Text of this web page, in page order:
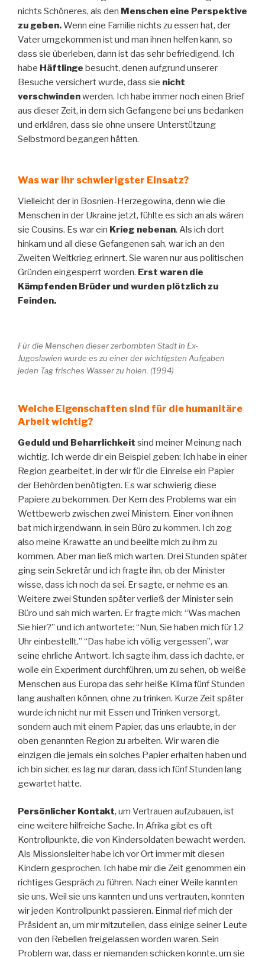
nichts Schöneres, als den Menschen eine Perspektive
zu geben.Wenn eine Familie nichts zu essen hat, der
Vater umgekommen ist und man ihnen helfen kann, so
dass sie überleben, dann ist das sehr befriedigend. Ich
habe Häftlinge besucht, denen aufgrund unserer
Besuche versichert wurde, dass sie nicht
verschwindenwerden. Ich habe immer noch einen Brief
aus dieser Zeit, in dem sich Gefangene bei uns bedanken
und erklären, dass sie ohne unsere Unterstützung
Selbstmord begangen hätten.
Was war Ihr schwierigster Einsatz?
Vielleicht der in Bosnien-Herzegowina, denn wie die
Menschen in der Ukraine jetzt, fühlte es sich an als wären
sie Cousins. Es war ein Krieg nebenan. Als ich dort
hinkam und all diese Gefangenen sah, war ich an den
Zweiten Weltkrieg erinnert. Sie waren nur aus politischen
Gründen eingesperrt worden. Erst waren die
Kämpfenden Brüder und wurden plötzlich zu
Feinden.
Für die Menschen dieser zerbombten Stadt in Ex-
Jugoslawien wurde es zu einer der wichtigsten Aufgaben
jeden Tag frisches Wasser zu holen. (1994)
Welche Eigenschaften sind für die humanitäre
Arbeit wichtig?
Geduld und Beharrlichkeit sind meiner Meinung nach
wichtig. Ich werde dir ein Beispiel geben: Ich habe in einer
Region gearbeitet, in der wir für die Einreise ein Papier
der Behörden benötigten. Es war schwierig diese
Papiere zu bekommen. Der Kern des Problems war ein
Wettbewerb zwischen zwei Ministern. Einer von ihnen
bat mich irgendwann, in sein Büro zu kommen. Ich zog
also meine Krawatte an und beeilte mich zu ihm zu
kommen. Aber man ließ mich warten. Drei Stunden später
ging sein Sekretär und ich fragte ihn, ob der Minister
wisse, dass ich noch da sei. Er sagte, er nehme es an.
Weitere zwei Stunden später verließ der Minister sein
Büro und sah mich warten. Er fragte mich: “Was machen
Sie hier?” und ich antwortete: “Nun, Sie haben mich für 12
Uhr einbestellt.” “Das habe ich völlig vergessen”, war
seine ehrliche Antwort. Ich sagte ihm, dass ich dachte, er
wolle ein Experiment durchführen, um zu sehen, ob weiße
Menschen aus Europa das sehr heiße Klima fünf Stunden
lang aushalten können, ohne zu trinken. Kurze Zeit später
wurde ich nicht nur mit Essen und Trinken versorgt,
sondern auch mit einem Papier, das uns erlaubte, in der
oben genannten Region zu arbeiten. Wir waren die
einzigen die jemals ein solches Papier erhalten haben und
ich bin sicher, es lag nur daran, dass ich fünf Stunden lang
gewartet hatte.
Persönlicher Kontakt, um Vertrauen aufzubauen, ist
eine weitere hilfreiche Sache. In Afrika gibt es oft
Kontrollpunkte, die von Kindersoldaten bewacht werden.
Als Missionsleiter habe ich vor Ort immer mit diesen
Kindern gesprochen. Ich habe mir die Zeit genommen ein
richtiges Gespräch zu führen. Nach einer Weile kannten
sie uns. Weil sie uns kannten und uns vertrauten, konnten
wir jeden Kontrollpunkt passieren. Einmal rief mich der
Präsident an, um mir mitzuteilen, dass einige seiner Leute
von den Rebellen freigelassen worden waren. Sein
Problem war, dass er niemanden schicken konnte, um sie